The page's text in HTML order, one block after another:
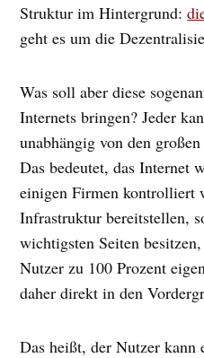
Struktur im Hintergrund:
geht es um die
Was soll aber diese
Internets bringen? Jeder
unabhängig von den
Das bedeutet, das Internet
einigen Firmen kontrolliert
Infrastruktur bereitstellen,
wichtigsten Seiten
Nutzer zu 100 Prozent
daher direkt in den
Das heißt, der Nutzer kann